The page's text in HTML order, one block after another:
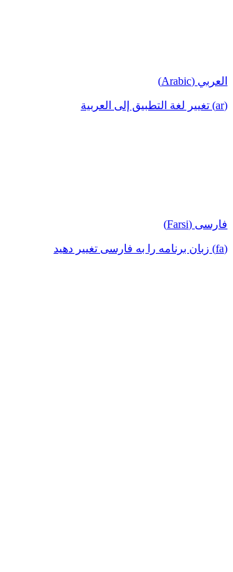
العربي (Arabic)
(ar) تغيير لغة التطبيق إلى العربية
فارسی (Farsi)
(fa) زبان برنامه را به فارسی تغییر دهید